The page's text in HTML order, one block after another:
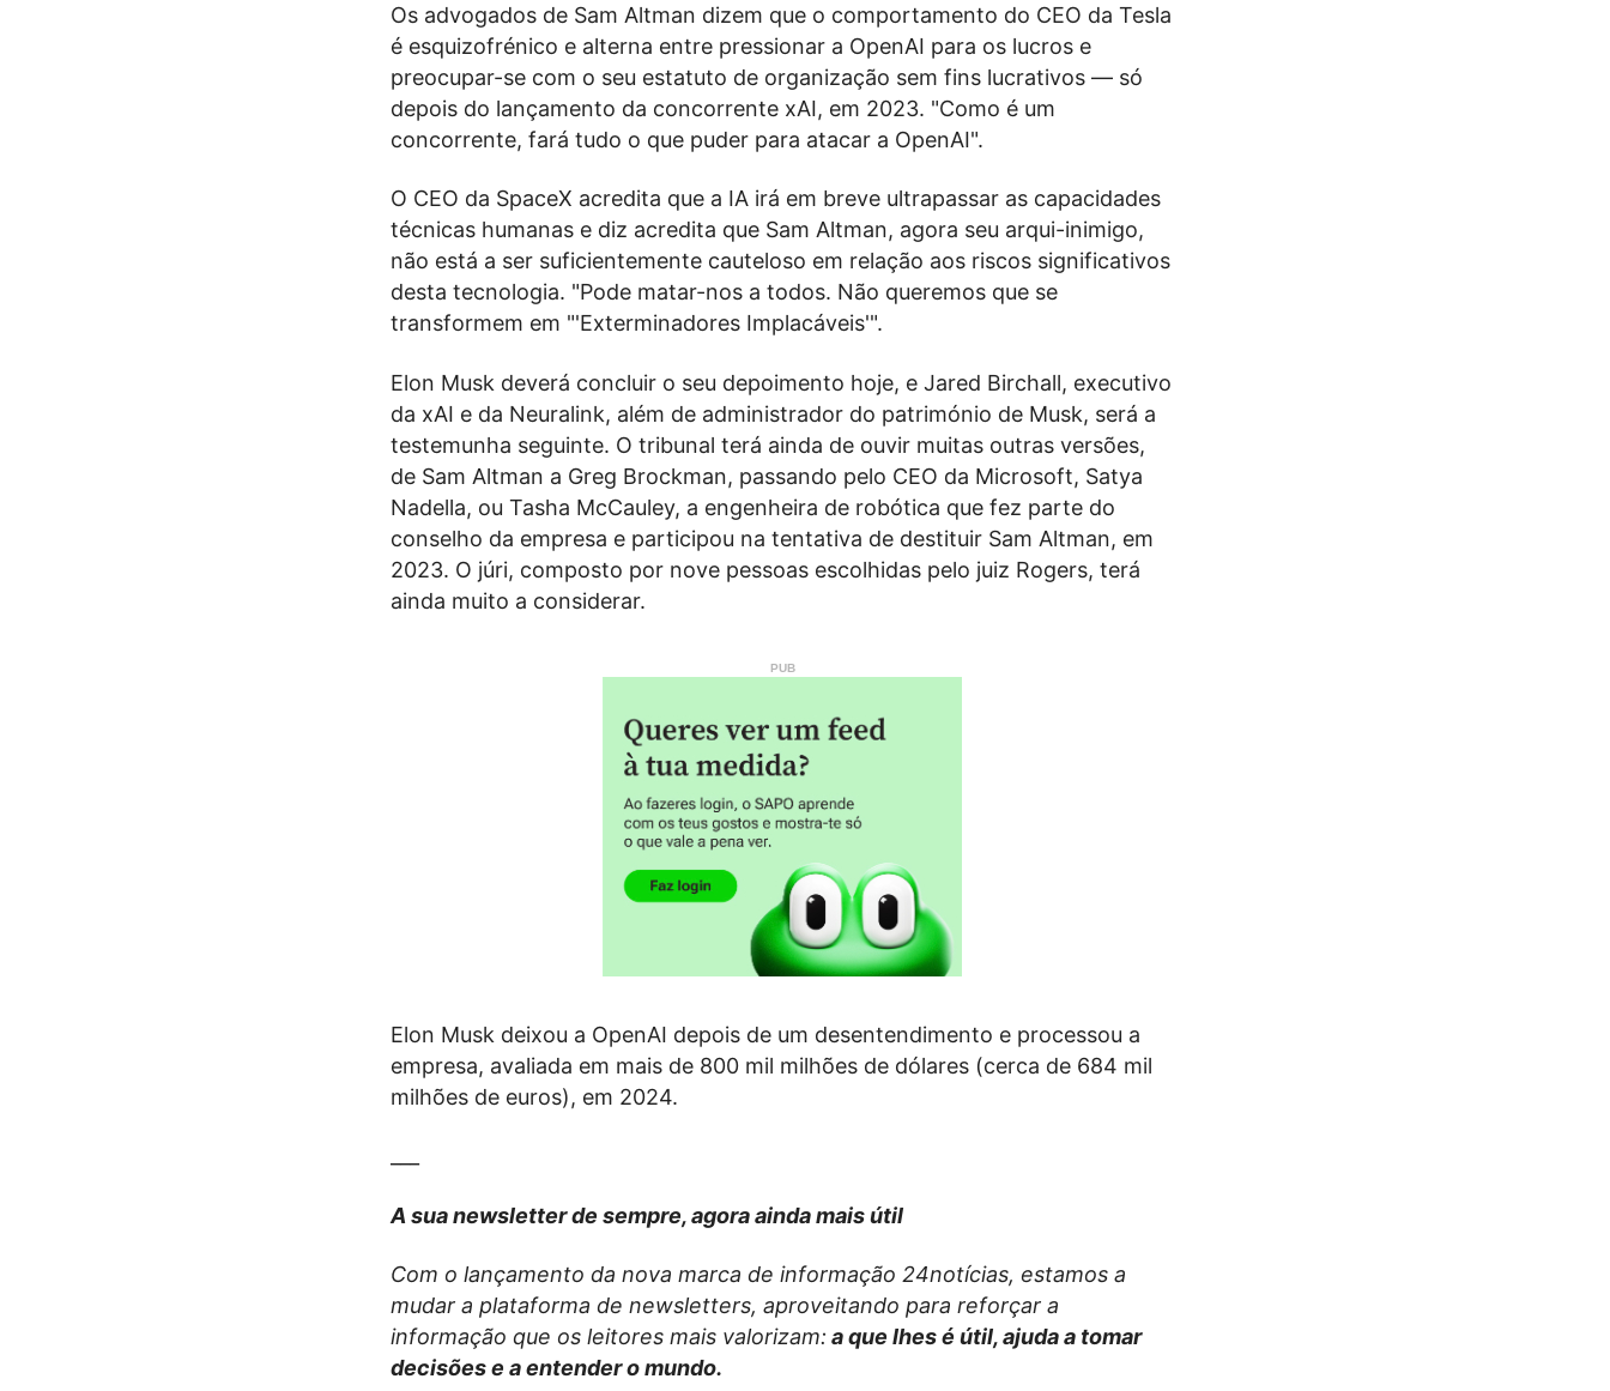
Os advogados de Sam Altman dizem que o comportamento do CEO da Tesla
é esquizofrénico e alterna entre pressionar a OpenAI para os lucros e
preocupar-se com o seu estatuto de organização sem fins lucrativos — só
depois do lançamento da concorrente xAI, em 2023. "Como é um
concorrente, fará tudo o que puder para atacar a OpenAI".
O CEO da SpaceX acredita que a IA irá em breve ultrapassar as capacidades
técnicas humanas e diz acredita que Sam Altman, agora seu arqui-inimigo,
não está a ser suficientemente cauteloso em relação aos riscos significativos
desta tecnologia. "Pode matar-nos a todos. Não queremos que se
transformem em "'Exterminadores Implacáveis'".
Elon Musk deverá concluir o seu depoimento hoje, e Jared Birchall, executivo
da xAI e da Neuralink, além de administrador do património de Musk, será a
testemunha seguinte. O tribunal terá ainda de ouvir muitas outras versões,
de Sam Altman a Greg Brockman, passando pelo CEO da Microsoft, Satya
Nadella, ou Tasha McCauley, a engenheira de robótica que fez parte do
conselho da empresa e participou na tentativa de destituir Sam Altman, em
2023. O júri, composto por nove pessoas escolhidas pelo juiz Rogers, terá
ainda muito a considerar.
Elon Musk deixou a OpenAI depois de um desentendimento e processou a
empresa, avaliada em mais de 800 mil milhões de dólares (cerca de 684 mil
milhões de euros), em 2024.
A sua newsletter de sempre, agora ainda mais útil
Com o lançamento da nova marca de informação 24notícias, estamos a
mudar a plataforma de newsletters, aproveitando para reforçar a
informação que os leitores mais valorizam: a que lhes é útil, ajuda a tomar
decisões e a entender o mundo.